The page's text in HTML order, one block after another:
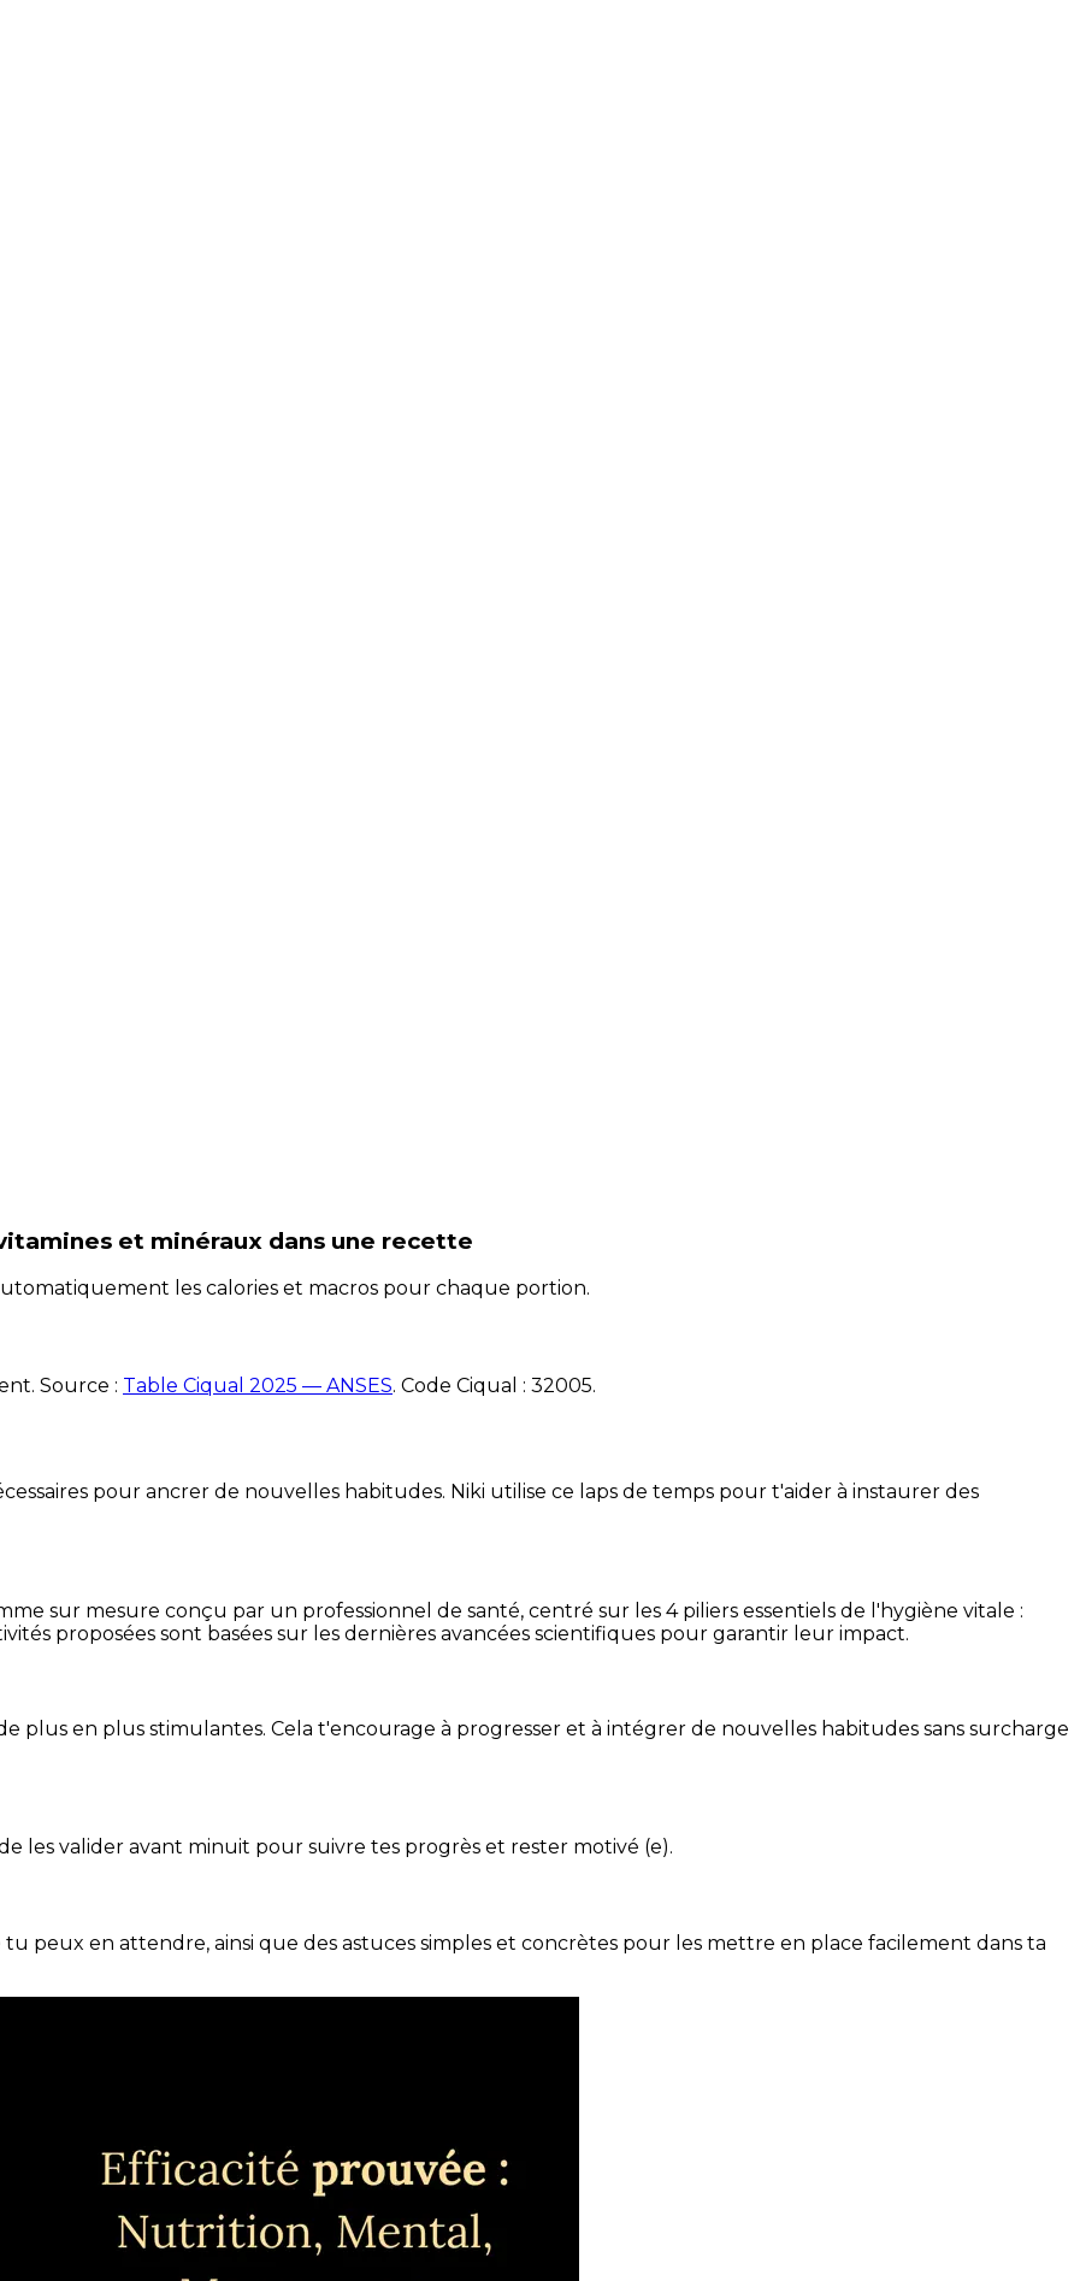
et minéraux dans une recette
les calories et macros pour chaque portion.
Source : Table Ciqual 2025 — ANSES. Code Ciqual : 32005.
pour ancrer de nouvelles habitudes. Niki utilise ce laps de temps pour t'aider à instaurer des
sur mesure conçu par un professionnel de santé, centré sur les 4 piliers essentiels de l'hygiène vitale :
proposées sont basées sur les dernières avancées scientifiques pour garantir leur impact.
plus en plus stimulantes. Cela t'encourage à progresser et à intégrer de nouvelles habitudes sans surcharge
les valider avant minuit pour suivre tes progrès et rester motivé (e).
peux en attendre, ainsi que des astuces simples et concrètes pour les mettre en place facilement dans ta